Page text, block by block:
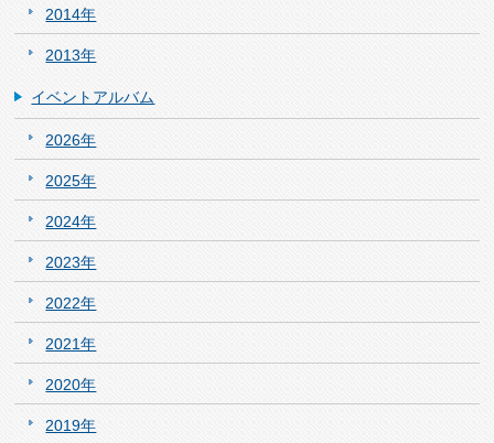
2014年
2013年
イベントアルバム
2026年
2025年
2024年
2023年
2022年
2021年
2020年
2019年